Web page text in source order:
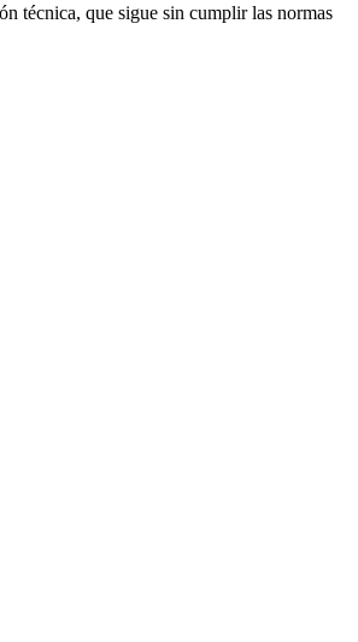
técnica, que sigue sin cumplir las normas